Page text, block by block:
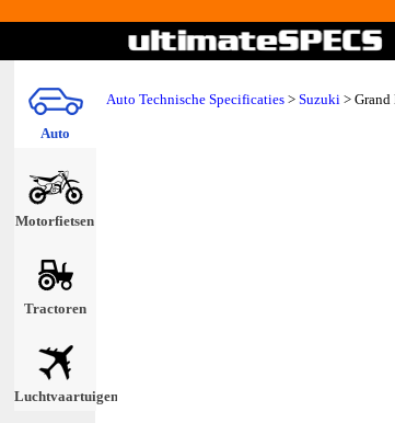
Auto
Motorfietsen
Tractoren
Luchtvaartuigen
Auto Technische Specificaties > Suzuki > Grand